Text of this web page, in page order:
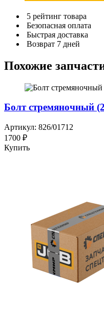
5 рейтинг товара
Безопасная оплата
Быстрая доставка
Возврат 7 дней
Похожие
Болт стремяночный
Артикул: 826/01712
1700 ₽
Купить